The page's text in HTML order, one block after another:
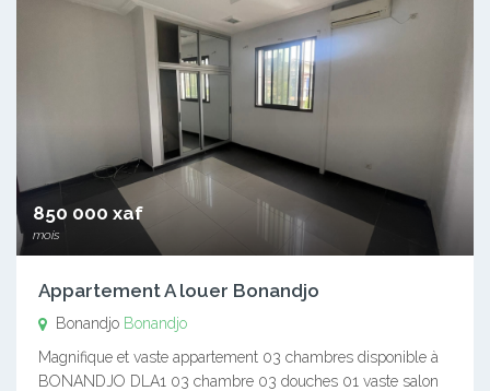
850 000 xaf
mois
Appartement A louer Bonandjo
Bonandjo Bonandjo
Magnifique et vaste appartement 03 chambres disponible à
BONANDJO DLA1 03 chambre 03 douches 01 vaste salon